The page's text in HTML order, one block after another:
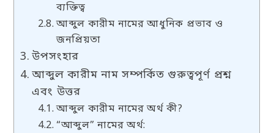
ব্যক্তিত্ব
আব্দুল কারীম নামের আধুনিক প্রভাব ও
জনপ্রিয়তা
উপসংহার
আব্দুল কারীম নাম সম্পর্কিত গুরুত্বপূর্ণ প্রশ্ন
এবং উত্তর
আব্দুল কারীম নামের অর্থ কী?
“আব্দুল” নামের অর্থ: